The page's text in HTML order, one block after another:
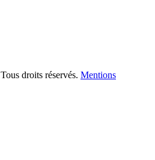
droits réservés. Mentions